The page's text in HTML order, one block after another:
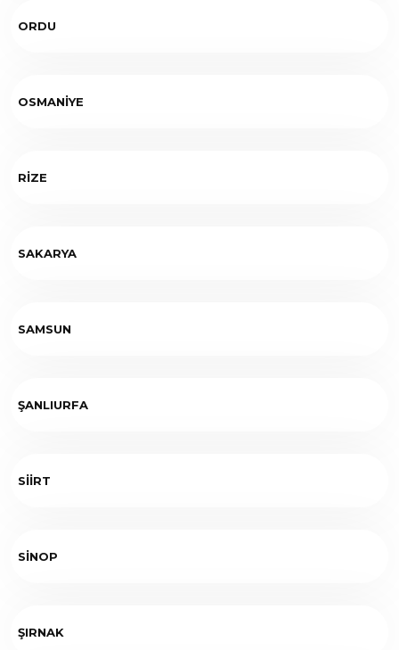
ORDU
OSMANİYE
RİZE
SAKARYA
SAMSUN
ŞANLIURFA
SİİRT
SİNOP
ŞIRNAK